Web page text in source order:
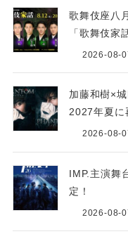
歌舞伎座八
「歌舞伎家
2026-08-
加藤和樹×
2027年夏に
2026-08-
IMP.主演舞
定！
2026-08-